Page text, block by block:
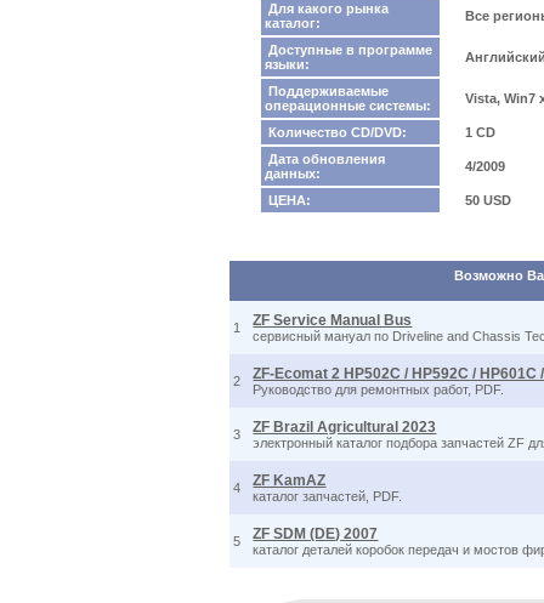
Для какого рынка
каталог:
Все
Доступные в программе
языки:
Поддерживаемые
операционные системы:
Vista, Win7
Количество CD/DVD:
1 CD
Дата обновления
данных:
4/2009
ЦЕНА: 50 USD
Возможно
1 ZF Service Manual Bus
сервисный мануал по Driveline and Chassis
2 ZF-Ecomat 2 HP502C / HP592C / HP601C
Руководство для ремонтных работ, PDF.
3 ZF Brazil Agricultural 2023
электронный каталог подбора запчастей ZF
4 ZF KamAZ
каталог запчастей, PDF.
5 ZF SDM (DE) 2007
каталог деталей коробок передач и мостов